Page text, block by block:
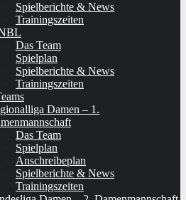
Spielberichte & News
Trainingszeiten
Das Team
Spielplan
Spielberichte & News
Trainingszeiten
Damen – 1.
Das Team
Spielplan
Anschreibeplan
Spielberichte & News
Trainingszeiten